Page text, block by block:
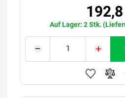
Auf Lager: 2 Stk.